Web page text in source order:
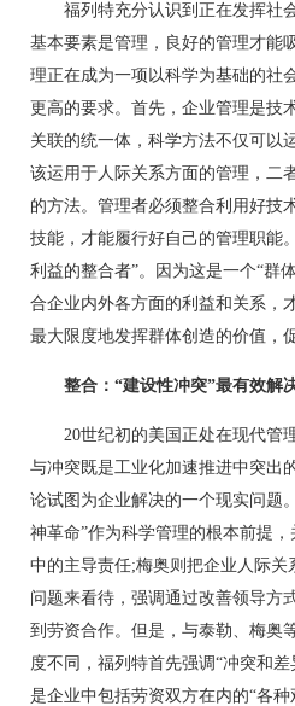
福列特充分认识到正在发挥社会
基本要素是管理，良好的管理才能
理正在成为一项以科学为基础的社
更高的要求。首先，企业管理是技
关联的统一体，科学方法不仅可以
该运用于人际关系方面的管理，二
的方法。管理者必须整合利用好技
技能，才能履行好自己的管理职能
利益的整合者”。因为这是一个“群
合企业内外各方面的利益和关系，
最大限度地发挥群体创造的价值，
整合：“建设性冲突”最有效解
20世纪初的美国正处在现代管
与冲突既是工业化加速推进中突出
论试图为企业解决的一个现实问题
神革命”作为科学管理的根本前提
中的主导责任;梅奥则把企业人际关
问题来看待，强调通过改善领导方
到劳资合作。但是，与泰勒、梅奥
度不同，福列特首先强调“冲突和
是企业中包括劳资双方在内的“各种